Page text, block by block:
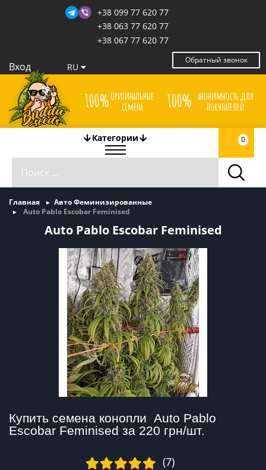
+38 099 77 620 77
+38 063 77 620 77
+38 067 77 620 77
Обратный звонок
Вход RU
100%оригинальные
семена
100% анонимность для
покупателей
Категории 0
Главная
Авто Феминизированные
Auto Pablo Escobar Feminised
Auto Pablo Escobar Feminised
Купить семена конопли  Auto Pablo
Escobar Feminised за 220 грн/шт.
(7)